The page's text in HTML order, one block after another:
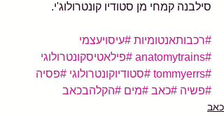
סילבנה קמחי מן סטודיו קונטרולוג'י.
#רכבותאנטומיות #עיסויעצמי
#anatomytrains
#פילאטיסקונטרולוגי
#tommyerrs
#סטודיוקונטרולוגי #פסיה
#פשיה #כאב #מים #הקלהבכאב
כאב